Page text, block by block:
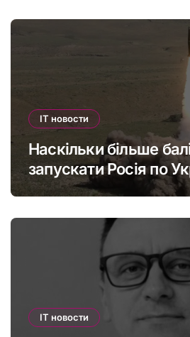
IT новости
Наскільки більше
запускати Росія по
інфографіка
IT новости